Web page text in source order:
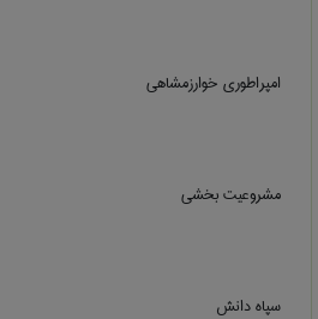
امپراطوری خوارزمشاهی
مشروعیت بخشی
سپاه دانش